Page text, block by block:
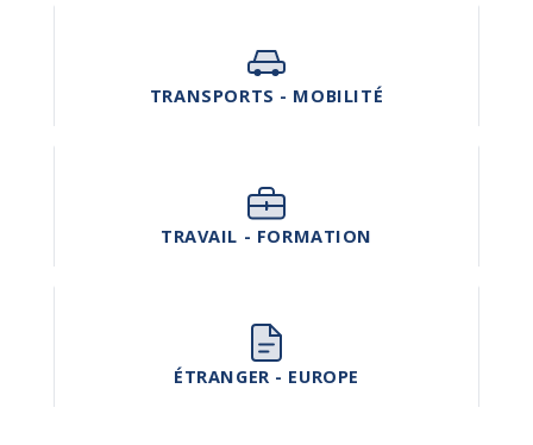
TRANSPORTS - MOBILITÉ
TRAVAIL - FORMATION
ÉTRANGER - EUROPE